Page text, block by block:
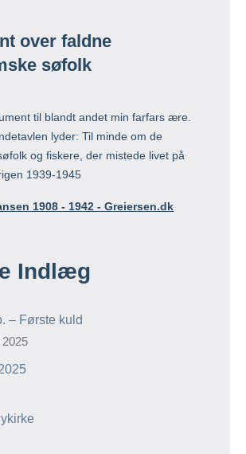
over faldne
søfolk
til blandt andet min farfars ære.
lyder: Til minde om de
og fiskere, der mistede livet på
1939-1945
1908 - 1942 - Greiersen.dk
Indlæg
– Første kuld